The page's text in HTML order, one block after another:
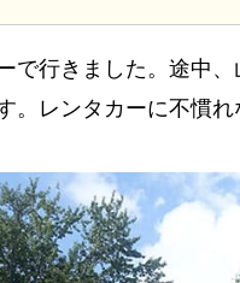
で行きました。途中
。レンタカーに不慣